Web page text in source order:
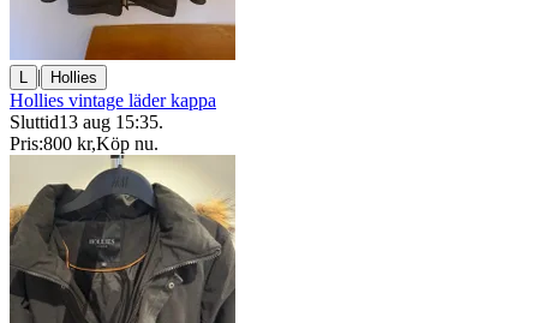
L | Hollies
Hollies vintage läder kappa
Sluttid13 aug 15:35.
Pris:800 kr,Köp nu.